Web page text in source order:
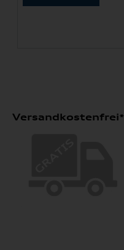
Versandkostenfrei*